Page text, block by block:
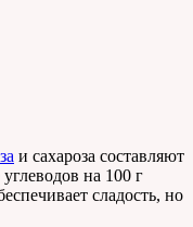
и сахароза составляют
на 100 г
сладость, но